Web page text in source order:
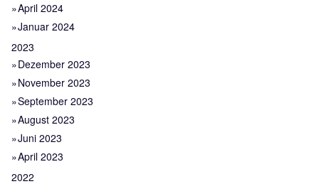
April 2024
Januar 2024
2023
Dezember 2023
November 2023
September 2023
August 2023
Juni 2023
April 2023
2022